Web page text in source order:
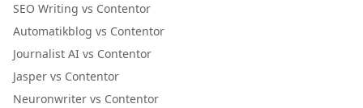
SEO Writing vs Contentor
Automatikblog vs Contentor
Journalist AI vs Contentor
Jasper vs Contentor
Neuronwriter vs Contentor